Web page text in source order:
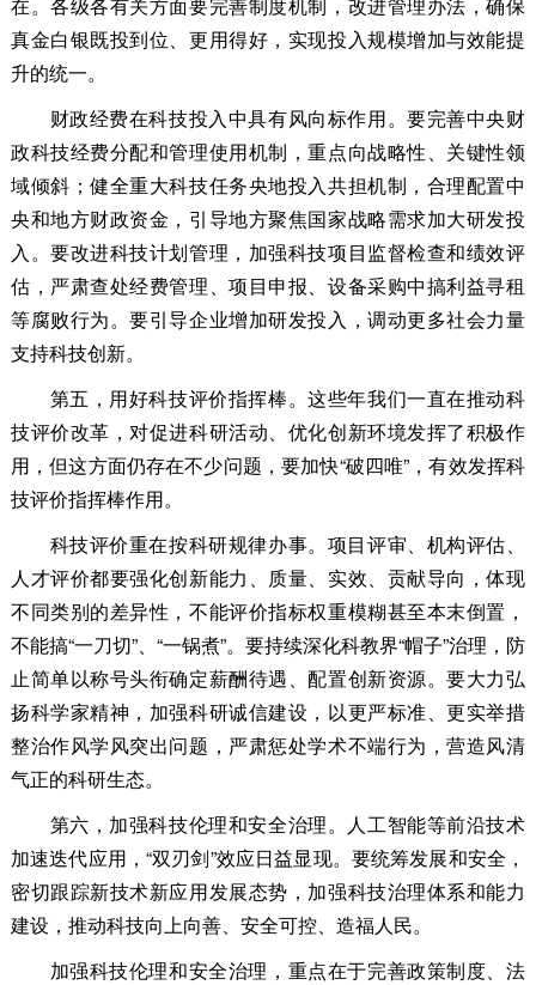
真金白银既投到位、更用得好，实现投入规模增加与效能提
升的统一。
财政经费在科技投入中具有风向标作用。要完善中央财
政科技经费分配和管理使用机制，重点向战略性、关键性领
域倾斜；健全重大科技任务央地投入共担机制，合理配置中
央和地方财政资金，引导地方聚焦国家战略需求加大研发投
入。要改进科技计划管理，加强科技项目监督检查和绩效评
估，严肃查处经费管理、项目申报、设备采购中搞利益寻租
等腐败行为。要引导企业增加研发投入，调动更多社会力量
支持科技创新。
第五，用好科技评价指挥棒。这些年我们一直在推动科
技评价改革，对促进科研活动、优化创新环境发挥了积极作
用，但这方面仍存在不少问题，要加快“破四唯”，有效发挥科
技评价指挥棒作用。
科技评价重在按科研规律办事。项目评审、机构评估、
人才评价都要强化创新能力、质量、实效、贡献导向，体现
不同类别的差异性，不能评价指标权重模糊甚至本末倒置，
不能搞“一刀切”、“一锅煮”。要持续深化科教界“帽子”治理，防
止简单以称号头衔确定薪酬待遇、配置创新资源。要大力弘
扬科学家精神，加强科研诚信建设，以更严标准、更实举措
整治作风学风突出问题，严肃惩处学术不端行为，营造风清
气正的科研生态。
第六，加强科技伦理和安全治理。人工智能等前沿技术
加速迭代应用，“双刃剑”效应日益显现。要统筹发展和安全，
密切跟踪新技术新应用发展态势，加强科技治理体系和能力
建设，推动科技向上向善、安全可控、造福人民。
加强科技伦理和安全治理，重点在于完善政策制度、法